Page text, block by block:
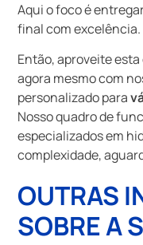
Aqui o foco é
final com excelência.
Então, aproveite
agora mesmo com
personalizado para
Nosso quadro de
especializados em
complexidade,
OUTRAS
SOBRE A